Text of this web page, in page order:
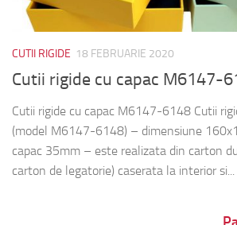
CUTII RIGIDE 18 FEBRUARIE 2020
Cutii rigide cu capac M6147-
Cutii rigide cu capac M6147-6148 Cutii
(model M6147-6148) – dimensiune
capac 35mm – este realizata din carton
carton de legatorie) caserata la interior si...